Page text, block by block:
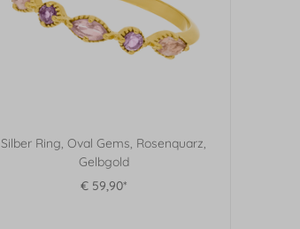
Silber Ring, Oval Gems, Rosenquarz,
Gelbgold
€ 59,90*